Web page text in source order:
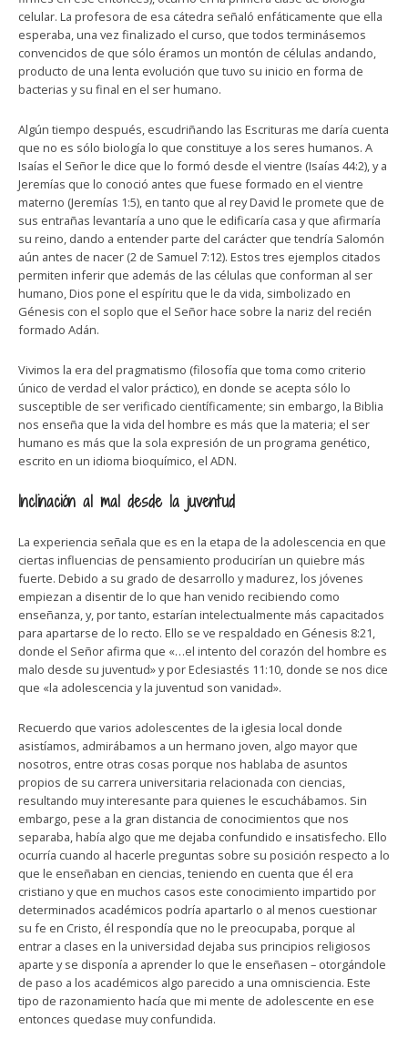
celular. La profesora de esa cátedra señaló enfáticamente que ella
esperaba, una vez finalizado el curso, que todos terminásemos
convencidos de que sólo éramos un montón de células andando,
producto de una lenta evolución que tuvo su inicio en forma de
bacterias y su final en el ser humano.
Algún tiempo después, escudriñando las Escrituras me daría cuenta
que no es sólo biología lo que constituye a los seres humanos. A
Isaías el Señor le dice que lo formó desde el vientre (Isaías 44:2), y a
Jeremías que lo conoció antes que fuese formado en el vientre
materno (Jeremías 1:5), en tanto que al rey David le promete que de
sus entrañas levantaría a uno que le edificaría casa y que afirmaría
su reino, dando a entender parte del carácter que tendría Salomón
aún antes de nacer (2 de Samuel 7:12). Estos tres ejemplos citados
permiten inferir que además de las células que conforman al ser
humano, Dios pone el espíritu que le da vida, simbolizado en
Génesis con el soplo que el Señor hace sobre la nariz del recién
formado Adán.
Vivimos la era del pragmatismo (filosofía que toma como criterio
único de verdad el valor práctico), en donde se acepta sólo lo
susceptible de ser verificado científicamente; sin embargo, la Biblia
nos enseña que la vida del hombre es más que la materia; el ser
humano es más que la sola expresión de un programa genético,
escrito en un idioma bioquímico, el ADN.
Inclinación al mal desde la juventud
La experiencia señala que es en la etapa de la adolescencia en que
ciertas influencias de pensamiento producirían un quiebre más
fuerte. Debido a su grado de desarrollo y madurez, los jóvenes
empiezan a disentir de lo que han venido recibiendo como
enseñanza, y, por tanto, estarían intelectualmente más capacitados
para apartarse de lo recto. Ello se ve respaldado en Génesis 8:21,
donde el Señor afirma que «…el intento del corazón del hombre es
malo desde su juventud» y por Eclesiastés 11:10, donde se nos dice
que «la adolescencia y la juventud son vanidad».
Recuerdo que varios adolescentes de la iglesia local donde
asistíamos, admirábamos a un hermano joven, algo mayor que
nosotros, entre otras cosas porque nos hablaba de asuntos
propios de su carrera universitaria relacionada con ciencias,
resultando muy interesante para quienes le escuchábamos. Sin
embargo, pese a la gran distancia de conocimientos que nos
separaba, había algo que me dejaba confundido e insatisfecho. Ello
ocurría cuando al hacerle preguntas sobre su posición respecto a lo
que le enseñaban en ciencias, teniendo en cuenta que él era
cristiano y que en muchos casos este conocimiento impartido por
determinados académicos podría apartarlo o al menos cuestionar
su fe en Cristo, él respondía que no le preocupaba, porque al
entrar a clases en la universidad dejaba sus principios religiosos
aparte y se disponía a aprender lo que le enseñasen – otorgándole
de paso a los académicos algo parecido a una omnisciencia. Este
tipo de razonamiento hacía que mi mente de adolescente en ese
entonces quedase muy confundida.